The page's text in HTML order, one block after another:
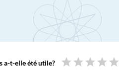
a-t-elle été utile? star star star star star